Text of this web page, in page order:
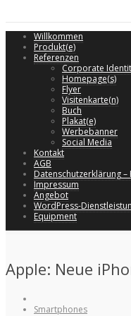
Willkommen
Produkt(e)
Referenzen
Corporate
Homepage(s)
Flyer
Visitenkarte(n)
Buch
Plakat(e)
Werbebanner
Social Media
Kontakt
AGB
Datenschutzerklärung –
Impressum
Angebot
WordPress-
Equipment
Apple: Neue
Smartphones